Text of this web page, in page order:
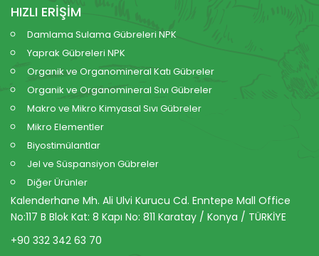
HIZLI ERİŞİM
Damlama Sulama Gübreleri NPK
Yaprak Gübreleri NPK
Organik ve Organomineral Katı Gübreler
Organik ve Organomineral Sıvı Gübreler
Makro ve Mikro Kimyasal Sıvı Gübreler
Mikro Elementler
Biyostimülantlar
Jel ve Süspansiyon Gübreler
Diğer Ürünler
Kalenderhane Mh. Ali Ulvi Kurucu Cd. Enntepe Mall Office
No:117 B Blok Kat: 8 Kapı No: 811 Karatay / Konya / TÜRKİYE
+90 332 342 63 70